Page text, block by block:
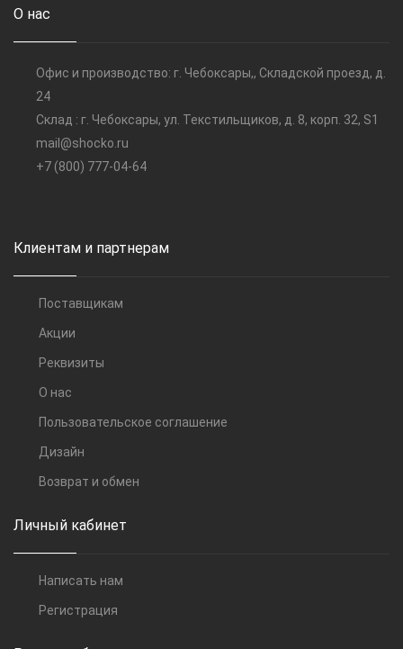
О нас
Офис и производство: г. Чебоксары,, Складской проезд, д.
24
Склад : г. Чебоксары, ул. Текстильщиков, д. 8, корп. 32, S1
mail@shocko.ru
+7 (800) 777-04-64
Клиентам и партнерам
Поставщикам
Акции
Реквизиты
О нас
Пользовательское соглашение
Дизайн
Возврат и обмен
Личный кабинет
Написать нам
Регистрация